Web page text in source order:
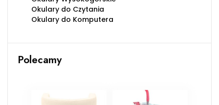
Okulary do Czytania
Okulary do Komputera
Polecamy